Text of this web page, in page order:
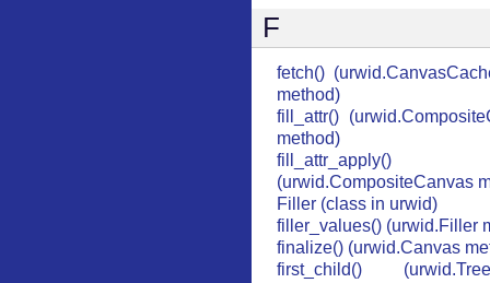
F
fetch()
method)
fill_attr()
method)
fill_attr_apply()
(urwid.CompositeCanvas
Filler (class in urwid)
filler_values() (urwid.Filler
finalize() (urwid.Canvas
first_child()